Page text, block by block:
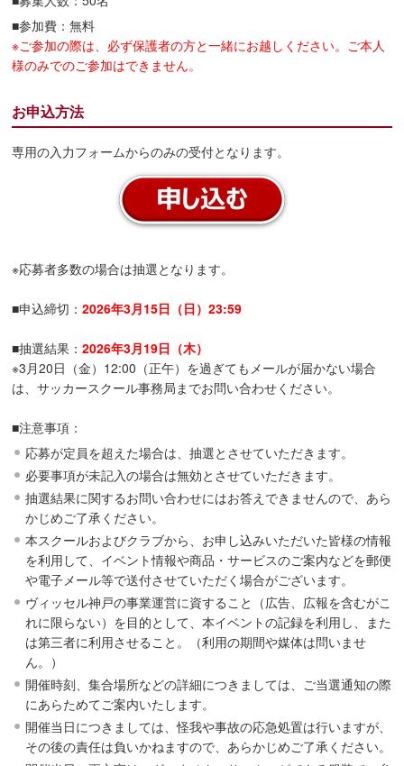
■参加費：無料
※ご参加の際は、必ず保護者の方と一緒にお越しください。ご本人
様のみでのご参加はできません。
お申込方法
専用の入力フォームからのみの受付となります。
※応募者多数の場合は抽選となります。
■申込締切：2026年3月15日（日）23:59
■抽選結果：2026年3月19日（木）
※3月20日（金）12:00（正午）を過ぎてもメールが届かない場合
は、サッカースクール事務局までお問い合わせください。
■注意事項：
応募が定員を超えた場合は、抽選とさせていただきます。
必要事項が未記入の場合は無効とさせていただきます。
抽選結果に関するお問い合わせにはお答えできませんので、あら
かじめご了承ください。
本スクールおよびクラブから、お申し込みいただいた皆様の情報
を利用して、イベント情報や商品・サービスのご案内などを郵便
や電子メール等で送付させていただく場合がございます。
ヴィッセル神戸の事業運営に資すること（広告、広報を含むがこ
れに限らない）を目的として、本イベントの記録を利用し、また
は第三者に利用させること。（利用の期間や媒体は問いませ
ん。）
開催時刻、集合場所などの詳細につきましては、ご当選通知の際
にあらためてご案内いたします。
開催当日につきましては、怪我や事故の応急処置は行いますが、
その後の責任は負いかねますので、あらかじめご了承ください。